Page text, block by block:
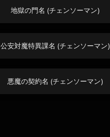
地獄の門名 (チェンソーマン)
公安対魔特異課名 (チェンソーマン)
悪魔の契約名 (チェンソーマン)